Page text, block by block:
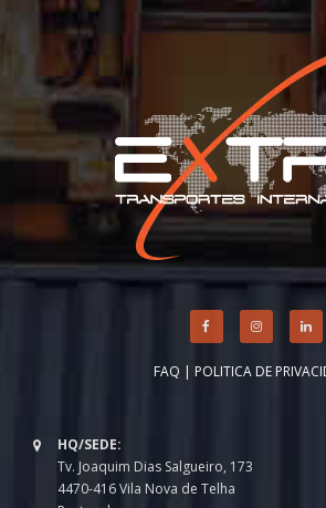
FAQ | POLITICA DE
HQ/SEDE:
Tv. Joaquim Dias Salgueiro, 173
4470-416 Vila Nova de Telha